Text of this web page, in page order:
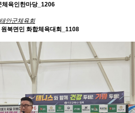
체육인한마당_1206
태안군체육회
북면민 화합체육대회_1108